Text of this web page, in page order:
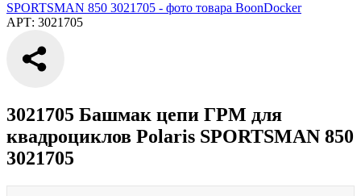
АРТ: 3021705
3021705 Башмак цепи ГРМ для
квадроциклов Polaris SPORTSMAN 850
3021705